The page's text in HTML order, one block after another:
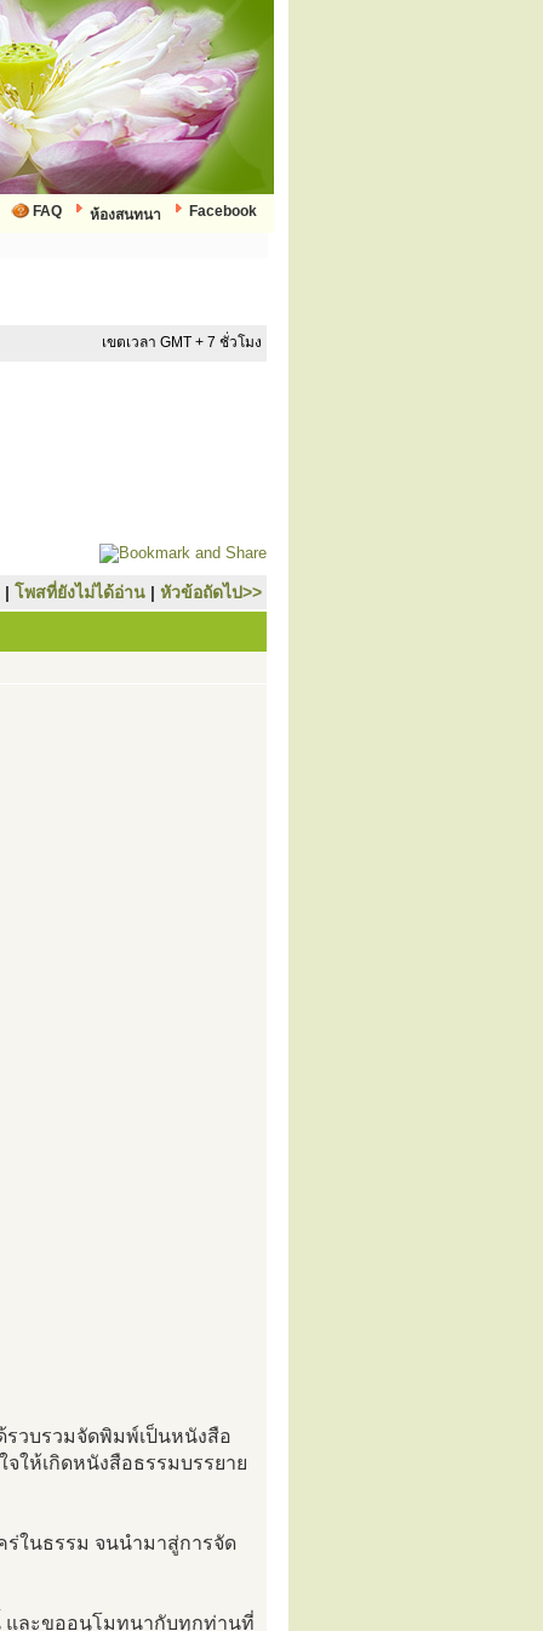
Facebook
ห้องสนทนา
FAQ
เขตเวลา GMT + 7 ชั่วโมง
| โพสที่ยังไม่ได้อ่าน | หัวข้อถัดไป>>
รวบรวมจัดพิมพ์เป็นหนังสือ
ให้เกิดหนังสือธรรมบรรยาย
ร่ในธรรม จนนำมาสู่การจัด
ละขออนุโมทนากับทุกท่านที่